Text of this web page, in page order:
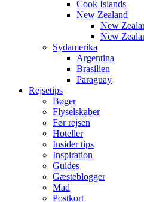
Cook Islands
New Zealand
New
New
Sydamerika
Argentina
Brasilien
Paraguay
Rejsetips
Bøger
Flyselskaber
Før rejsen
Hoteller
Insider tips
Inspiration
Guides
Gæsteblogger
Mad
Postkort